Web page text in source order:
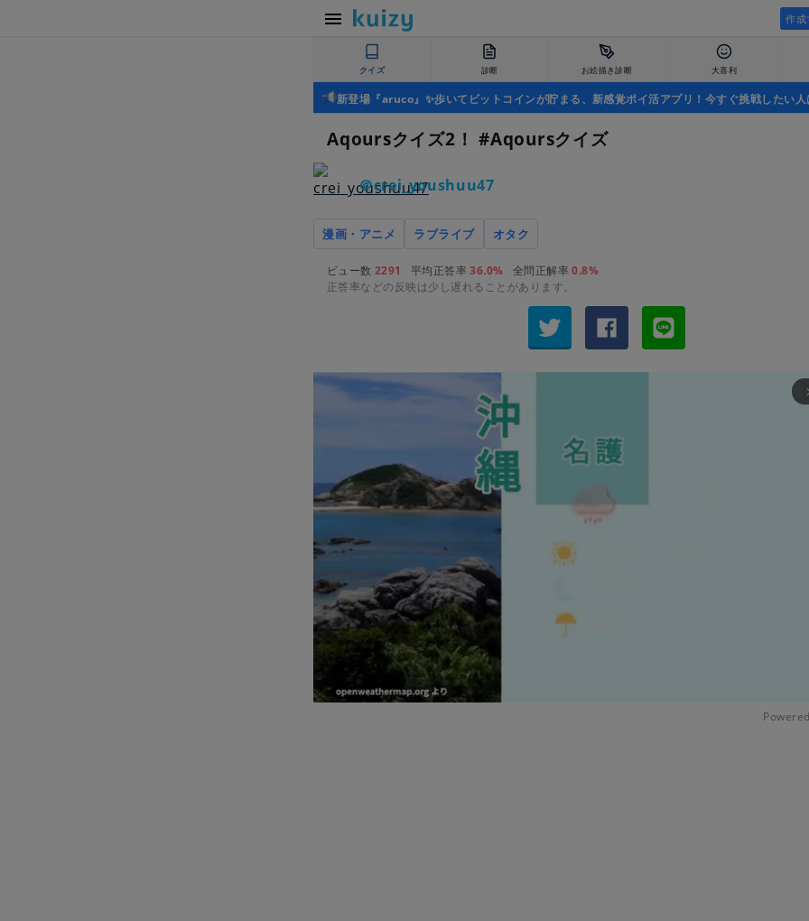
作成
クイズ 診断 お絵描き診断 大喜利
新登場『aruco』✨歩いてビットコインが貯まる、新感覚ポイ活アプリ！今すぐ挑戦したい人
Aqoursクイズ2！ #Aqoursクイズ
＠crei_youshuu47
漫画・アニメ ラブライブ オタク
ビュー数 2291 平均正答率36.0% 全問正解率0.8%
正答率などの反映は少し遅れることがあります。